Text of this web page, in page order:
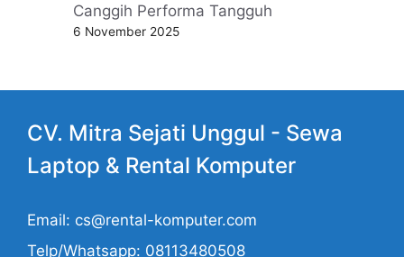
Canggih Performa Tangguh
6 November 2025
CV. Mitra Sejati Unggul - Sewa
Laptop & Rental Komputer
Email: cs@rental-komputer.com
Telp/Whatsapp: 08113480508